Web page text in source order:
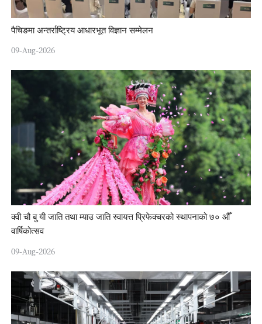
पैचिङमा अन्तर्राष्ट्रिय आधारभूत विज्ञान सम्मेलन
09-Aug-2026
क्वी चौ बु यी जाति तथा म्याउ जाति स्वायत्त प्रिफेक्चरको स्थापनाको ७० औँ
वार्षिकोत्सव
09-Aug-2026